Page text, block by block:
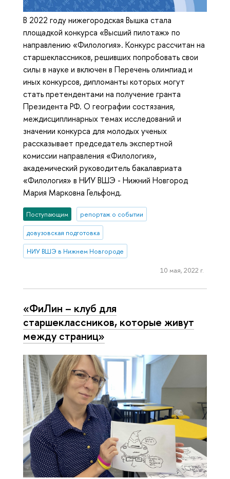
В 2022 году нижегородская Вышка стала
площадкой конкурса «Высший пилотаж» по
направлению «Филология». Конкурс рассчитан на
старшеклассников, решивших попробовать свои
силы в науке и включен в Перечень олимпиад и
иных конкурсов, дипломанты которых могут
стать претендентами на получение гранта
Президента РФ. О географии состязания,
междисциплинарных темах исследований и
значении конкурса для молодых ученых
рассказывает председатель экспертной
комиссии направления «Филология»,
академический руководитель бакалавриата
«Филология» в НИУ ВШЭ - Нижний Новгород
Мария Марковна Гельфонд.
Поступающим репортаж о событии
довузовская подготовка
НИУ ВШЭ в Нижнем Новгороде
10 мая, 2022 г.
«ФиЛин – клуб для
старшеклассников, которые живут
между страниц»